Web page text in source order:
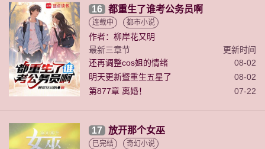
16 都重生了谁考公务员啊
连载中 都市小说
作者：柳岸花又明
更新时间
最新三章节
08-02
还再调整cos姐的情绪
08-02
明天更新暨重生五星了
07-22
第877章 离婚！
17 放开那个女巫
已完结 奇幻小说